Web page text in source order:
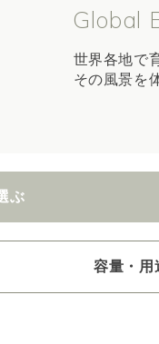
Global
世界各地で
その風景を
ぶ
容量・用
に選択肢からひとつず